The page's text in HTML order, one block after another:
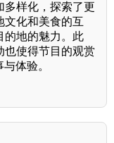
多样化，探索了更
文化和美食的互
的地的魅力。此
也使得节目的观赏
体验。